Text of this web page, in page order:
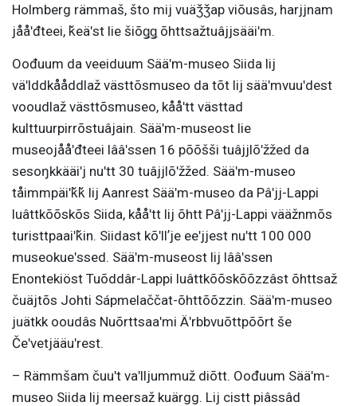
Holmberg rämmaš, što mij vuäǯǯap viõusâs, harjjnam
jååʹđteei, ǩeäʹst lie šiõǥǥ õhttsažtuâjjsääiʹm.
Oođuum da veeiduum Sääʹm-museo Siida lij
väʹlddkååddlaž västtõsmuseo da tõt lij sääʹmvuuʹdest
vooudlaž västtõsmuseo, kååʹtt västtad
kulttuurpirrõstuâjain. Sääʹm-museost lie
museojååʹđteei lââʹssen 16 põõšši tuâjjlõʹžžed da
sesoŋkkääiʹj nuʹtt 30 tuâjjlõʹžžed. Sääʹm-museo
tåimmpäiʹǩǩ lij Aanrest Sääʹm-museo da Pâʹjj-Lappi
luâttkõõskõs Siida, kååʹtt lij õhtt Pâʹjj-Lappi vääžnmõs
turisttpaaiʹǩin. Siidast kõʹllʼje eeʹjjest nuʹtt 100 000
museokueʹssed. Sääʹm-museost lij lââʹssen
Enontekiöst Tuõddâr-Lappi luâttkõõskõõzzâst õhttsaž
čuäjtõs Johti Sápmelaččat-õhttõõzzin. Sääʹm-museo
juätkk ooudâs Nuõrttsaaʹmi Äʹrbbvuõttpõõrt še
Čeʹvetjääuʹrest.
– Rämmšam čuuʹt vaʹlljummuž diõtt. Oođuum Sääʹm-
museo Siida lij meersaž kuärgg. Lij cistt piâssâd